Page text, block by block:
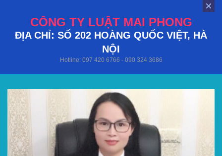
CÔNG TY LUẬT MAI PHONG
ĐỊA CHỈ: SỐ 202 HOÀNG QUỐC VIỆT, HÀ
NỘI
Hotline: 097 420 6766 - 090 324 3686